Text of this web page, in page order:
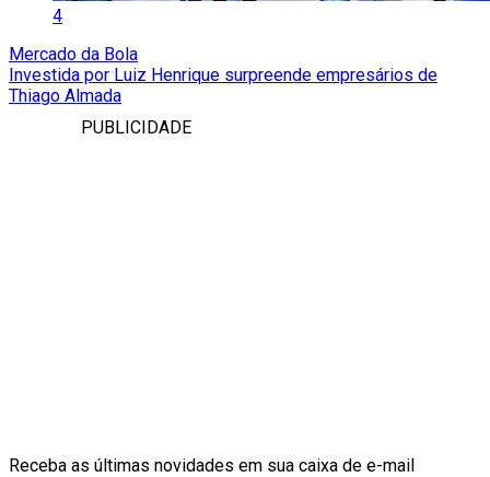
4
Mercado da Bola
Investida por Luiz Henrique surpreende empresários de
Thiago Almada
PUBLICIDADE
Receba as últimas novidades em sua caixa de e-mail